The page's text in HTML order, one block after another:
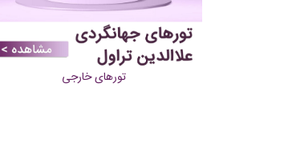
تورهای خارجی